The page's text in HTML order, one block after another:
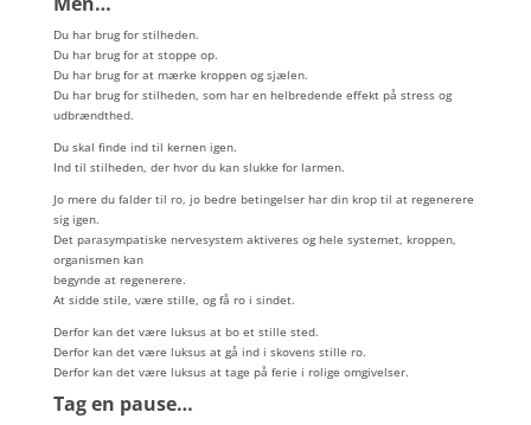
Du har brug for stilheden.
Du har brug for at stoppe op.
Du har brug for at mærke kroppen og sjælen.
Du har brug for stilheden, som har en helbredende effekt på stress og
udbrændthed.
Du skal finde ind til kernen igen.
Ind til stilheden, der hvor du kan slukke for larmen.
Jo mere du falder til ro, jo bedre betingelser har din krop til at regenerere
sig igen.
Det parasympatiske nervesystem aktiveres og hele systemet, kroppen,
organismen kan
begynde at regenerere.
At sidde stile, være stille, og få ro i sindet.
Derfor kan det være luksus at bo et stille sted.
Derfor kan det være luksus at gå ind i skovens stille ro.
Derfor kan det være luksus at tage på ferie i rolige omgivelser.
Tag en pause…